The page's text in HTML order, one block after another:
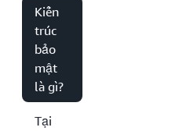
Kiến
trúc
bảo
mật
là gì?
Tại